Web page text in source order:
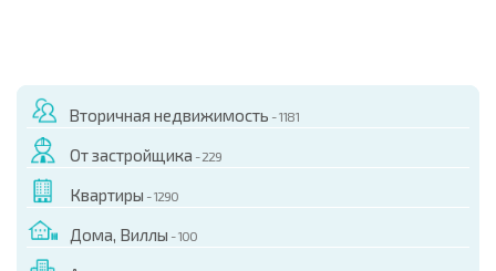
Вторичная недвижимость - 1181
От застройщика - 229
Квартиры - 1290
Дома, Виллы - 100